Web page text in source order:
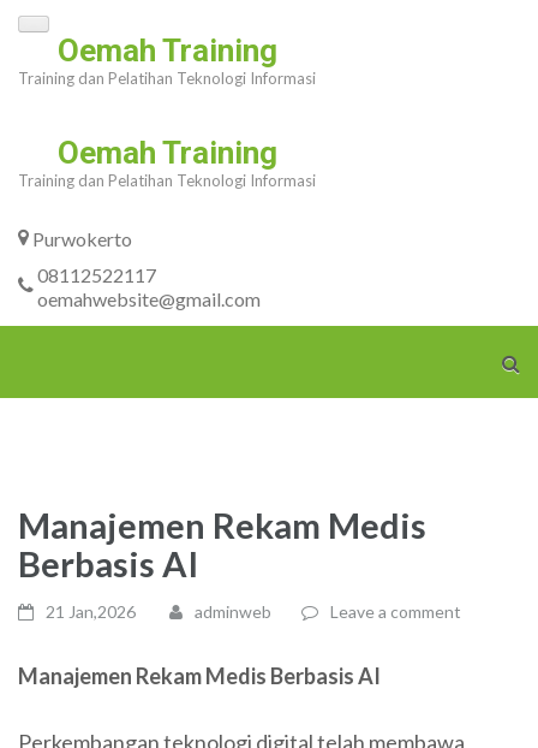
Skip
content
Enter)
Oemah Training
Training dan Pelatihan Teknologi Informasi
Oemah Training
Training dan Pelatihan Teknologi Informasi
Purwokerto
08112522117
oemahwebsite@gmail.com
Manajemen Rekam Medis
Berbasis AI
21 Jan,2026 adminweb Leave a comment
Manajemen Rekam Medis Berbasis AI
Perkembangan teknologi digital telah membawa